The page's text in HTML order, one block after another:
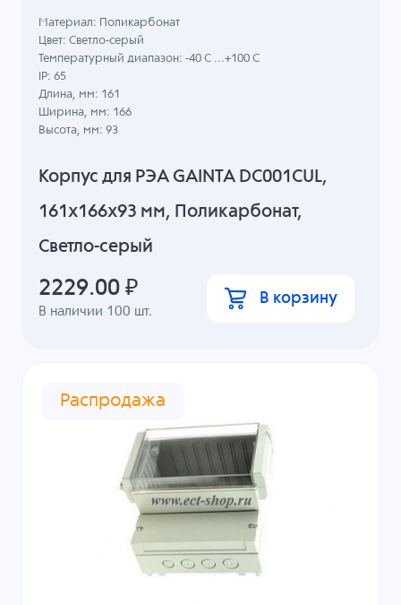
Корпус для РЭА GAINTA DC001CUL,
161x166x93 мм, Поликарбонат,
Светло-серый
В наличии 100 шт.
Материал: Поликарбонат
Цвет: Светло-серый
Температурный диапазон: -40 C ...+100 C
IP: 65
Длина, мм: 161
Ширина, мм: 166
Высота, мм: 93
2229.00 ₽ В корзину
Распродажа